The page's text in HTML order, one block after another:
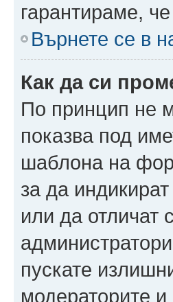
гарантираме,
Върнете се в
Как да си
По принцип не
показва под
шаблона на
за да
или да отличат
пускате
модераторите